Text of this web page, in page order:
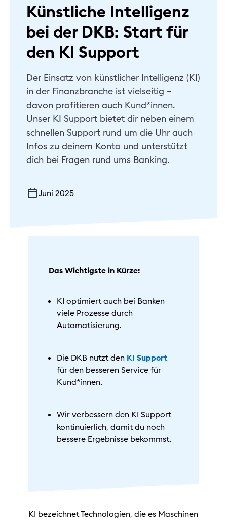
Hilfe & Kontakt
Privat
Geschäftlich
Nachhaltig
Künstliche Intelligenz
bei der DKB: Start für
den KI Support
Der Einsatz von künstlicher Intelligenz (KI)
in der Finanzbranche ist vielseitig –
davon profitieren auch Kund*innen.
Unser KI Support bietet dir neben einem
schnellen Support rund um die Uhr auch
Infos zu deinem Konto und unterstützt
dich bei Fragen rund ums Banking.
Juni 2025
Das Wichtigste in Kürze:
KI optimiert auch bei Banken
viele Prozesse durch
Automatisierung.
Die DKB nutzt den KI Support
für den besseren Service für
Kund*innen.
Wir verbessern den KI Support
kontinuierlich, damit du noch
bessere Ergebnisse bekommst.
KI bezeichnet Technologien, die es Maschinen